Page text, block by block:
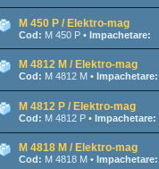
M 450 P / Elektro-mag
Cod: M 450 P • Impachetare:
M 4812 M / Elektro-mag
Cod: M 4812 M • Impachetare:
M 4812 P / Elektro-mag
Cod: M 4812 P • Impachetare:
M 4818 M / Elektro-mag
Cod: M 4818 M • Impachetare: